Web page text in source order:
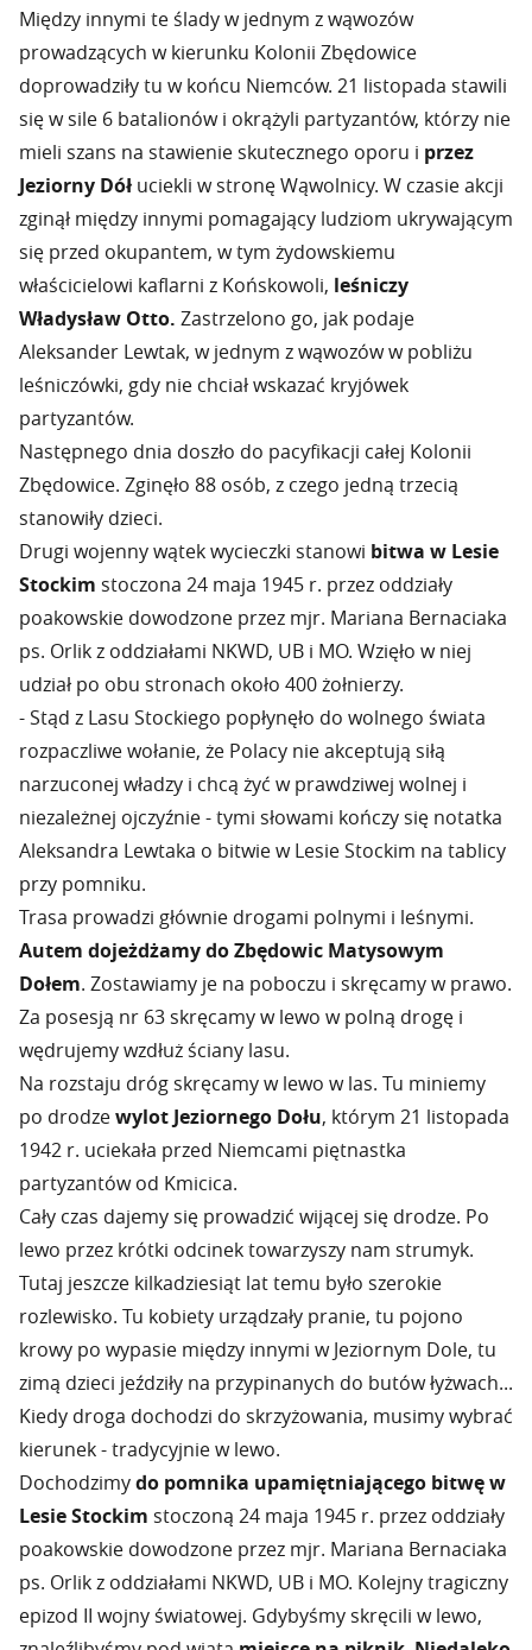
Między innymi te ślady w jednym z wąwozów
prowadzących w kierunku Kolonii Zbędowice
doprowadziły tu w końcu Niemców. 21 listopada stawili
się w sile 6 batalionów i okrążyli partyzantów, którzy nie
mieli szans na stawienie skutecznego oporu i przez
Jeziorny Dół uciekli w stronę Wąwolnicy. W czasie akcji
zginął między innymi pomagający ludziom ukrywającym
się przed okupantem, w tym żydowskiemu
właścicielowi kaflarni z Końskowoli, leśniczy
Władysław Otto. Zastrzelono go, jak podaje
Aleksander Lewtak, w jednym z wąwozów w pobliżu
leśniczówki, gdy nie chciał wskazać kryjówek
partyzantów.
Następnego dnia doszło do pacyfikacji całej Kolonii
Zbędowice. Zginęło 88 osób, z czego jedną trzecią
stanowiły dzieci.
Drugi wojenny wątek wycieczki stanowi bitwa w Lesie
Stockim stoczona 24 maja 1945 r. przez oddziały
poakowskie dowodzone przez mjr. Mariana Bernaciaka
ps. Orlik z oddziałami NKWD, UB i MO. Wzięło w niej
udział po obu stronach około 400 żołnierzy.
- Stąd z Lasu Stockiego popłynęło do wolnego świata
rozpaczliwe wołanie, że Polacy nie akceptują siłą
narzuconej władzy i chcą żyć w prawdziwej wolnej i
niezależnej ojczyźnie - tymi słowami kończy się notatka
Aleksandra Lewtaka o bitwie w Lesie Stockim na tablicy
przy pomniku.
Trasa prowadzi głównie drogami polnymi i leśnymi.
Autem dojeżdżamy do Zbędowic Matysowym
Dołem. Zostawiamy je na poboczu i skręcamy w prawo.
Za posesją nr 63 skręcamy w lewo w polną drogę i
wędrujemy wzdłuż ściany lasu.
Na rozstaju dróg skręcamy w lewo w las. Tu miniemy
po drodzewylot Jeziornego Dołu, którym 21 listopada
1942 r. uciekała przed Niemcami piętnastka
partyzantów od Kmicica.
Cały czas dajemy się prowadzić wijącej się drodze. Po
lewo przez krótki odcinek towarzyszy nam strumyk.
Tutaj jeszcze kilkadziesiąt lat temu było szerokie
rozlewisko. Tu kobiety urządzały pranie, tu pojono
krowy po wypasie między innymi w Jeziornym Dole, tu
zimą dzieci jeździły na przypinanych do butów łyżwach...
Kiedy droga dochodzi do skrzyżowania, musimy wybrać
kierunek - tradycyjnie w lewo.
Dochodzimydo pomnika upamiętniającego bitwę w
Lesie Stockim stoczoną 24 maja 1945 r. przez oddziały
poakowskie dowodzone przez mjr. Mariana Bernaciaka
ps. Orlik z oddziałami NKWD, UB i MO. Kolejny tragiczny
epizod II wojny światowej. Gdybyśmy skręcili w lewo,